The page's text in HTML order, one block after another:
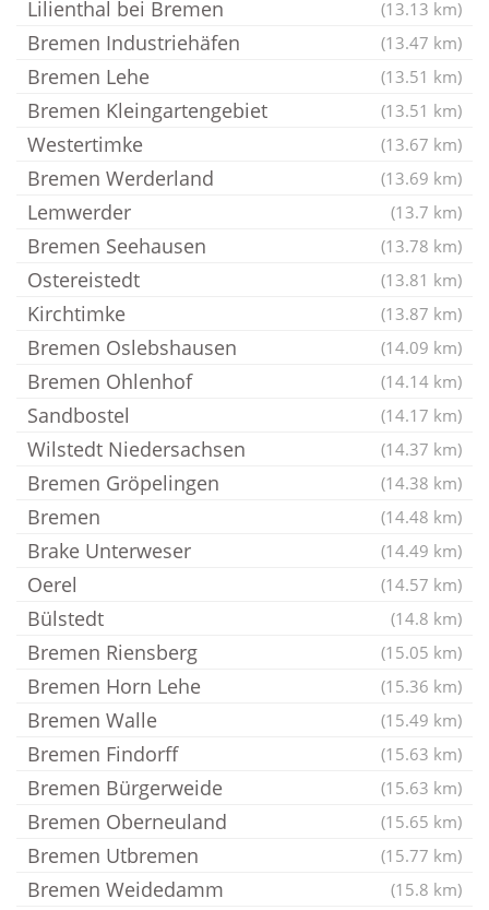
Lilienthal bei Bremen (13.13 km)
Bremen Industriehäfen (13.47 km)
Bremen Lehe (13.51 km)
Bremen Kleingartengebiet (13.51 km)
Westertimke (13.67 km)
Bremen Werderland (13.69 km)
Lemwerder (13.7 km)
Bremen Seehausen (13.78 km)
Ostereistedt (13.81 km)
Kirchtimke (13.87 km)
Bremen Oslebshausen (14.09 km)
Bremen Ohlenhof (14.14 km)
Sandbostel (14.17 km)
Wilstedt Niedersachsen (14.37 km)
Bremen Gröpelingen (14.38 km)
Bremen (14.48 km)
Brake Unterweser (14.49 km)
Oerel (14.57 km)
Bülstedt (14.8 km)
Bremen Riensberg (15.05 km)
Bremen Horn Lehe (15.36 km)
Bremen Walle (15.49 km)
Bremen Findorff (15.63 km)
Bremen Bürgerweide (15.63 km)
Bremen Oberneuland (15.65 km)
Bremen Utbremen (15.77 km)
Bremen Weidedamm (15.8 km)